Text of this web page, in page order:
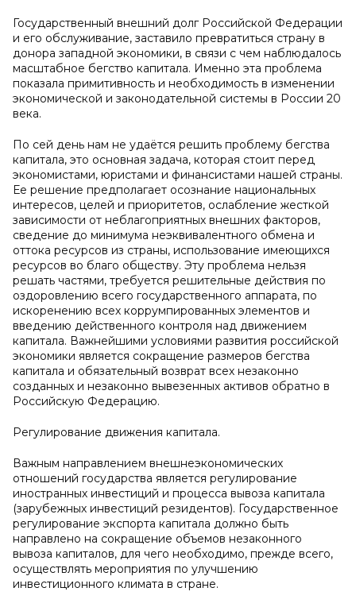
Государственный внешний долг Российской Федерации
и его обслуживание, заставило превратиться страну в
донора западной экономики, в связи с чем наблюдалось
масштабное бегство капитала. Именно эта проблема
показала примитивность и необходимость в изменении
экономической и законодательной системы в России 20
века.
По сей день нам не удаётся решить проблему бегства
капитала, это основная задача, которая стоит перед
экономистами, юристами и финансистами нашей страны.
Ее решение предполагает осознание национальных
интересов, целей и приоритетов, ослабление жесткой
зависимости от неблагоприятных внешних факторов,
сведение до минимума неэквивалентного обмена и
оттока ресурсов из страны, использование имеющихся
ресурсов во благо обществу. Эту проблема нельзя
решать частями, требуется решительные действия по
оздоровлению всего государственного аппарата, по
искоренению всех коррумпированных элементов и
введению действенного контроля над движением
капитала. Важнейшими условиями развития российской
экономики является сокращение размеров бегства
капитала и обязательный возврат всех незаконно
созданных и незаконно вывезенных активов обратно в
Российскую Федерацию.
Регулирование движения капитала.
Важным направлением внешнеэкономических
отношений государства является регулирование
иностранных инвестиций и процесса вывоза капитала
(зарубежных инвестиций резидентов). Государственное
регулирование экспорта капитала должно быть
направлено на сокращение объемов незаконного
вывоза капиталов, для чего необходимо, прежде всего,
осуществлять мероприятия по улучшению
инвестиционного климата в стране.